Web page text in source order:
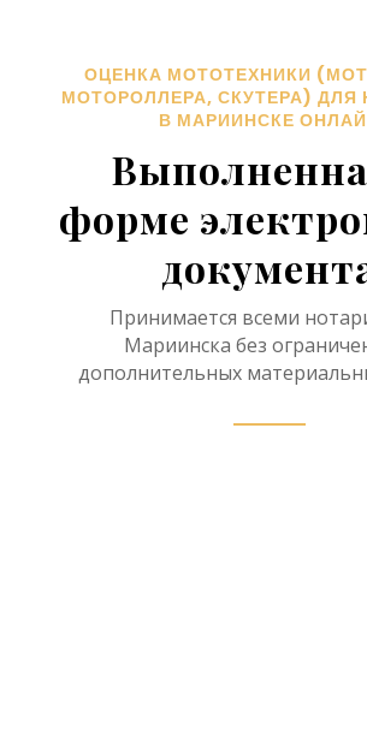
ОЦЕНКА МОТОТЕХНИКИ
МОТОРОЛЛЕРА, СКУТЕРА) ДЛЯ
В МАРИИНСКЕ
форме
Принимается всеми
Мариинска без
дополнительных